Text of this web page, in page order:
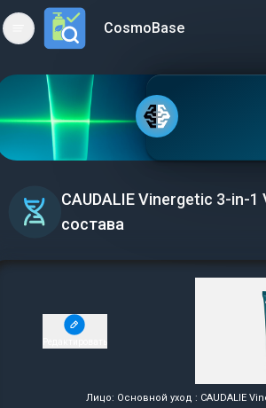
Open main menuCosmoBase
CAUDALIE Vinergetic 3-in-
состава
Лицо: Основной уход : CAUDALIE